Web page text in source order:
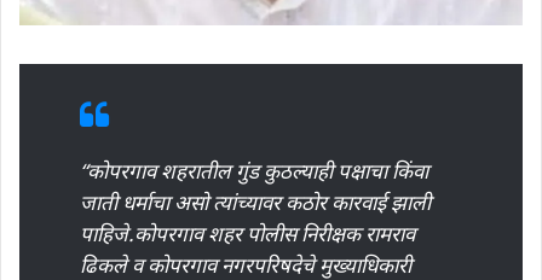
“कोपरगाव शहरातील गुंड कुठल्याही पक्षाचा किंवा
जाती धर्माचा असो त्यांच्यावर कठोर कारवाई झाली
पाहिजे.कोपरगाव शहर पोलीस निरीक्षक रामराव
ढिकले व कोपरगाव नगरपरिषदेचे मुख्याधिकारी